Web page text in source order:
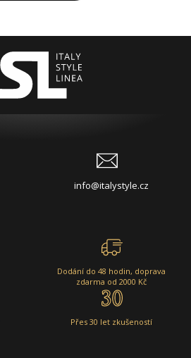
info@italystyle.cz
Dodání do 48 hodin, doprava
zdarma od 2000 Kč
Přes 30 let zkušeností